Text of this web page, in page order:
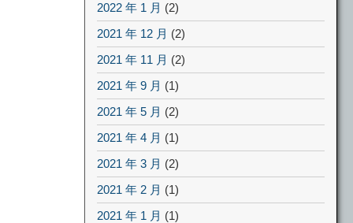
2022 年 1 月 (2)
2021 年 12 月 (2)
2021 年 11 月 (2)
2021 年 9 月 (1)
2021 年 5 月 (2)
2021 年 4 月 (1)
2021 年 3 月 (2)
2021 年 2 月 (1)
2021 年 1 月 (1)